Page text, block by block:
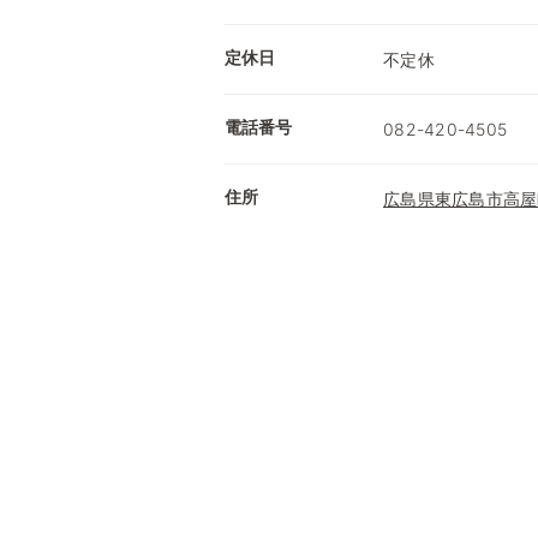
定休日 不定休
電話番号 082-420-4505
住所 広島県東広島市高